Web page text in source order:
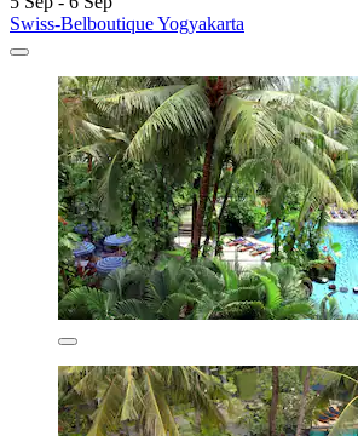
Swiss-Belboutique Yogyakarta